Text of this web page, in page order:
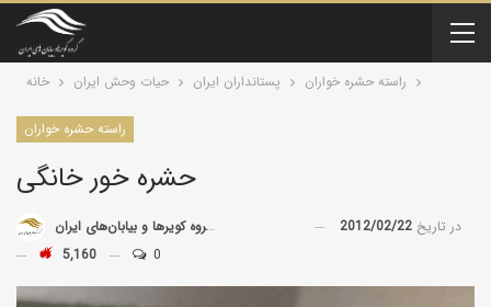
خانه حیات وحش ایران پستانداران ايران راسته حشره خواران
راسته حشره خواران
حشره‌ خور خانگی
توسط گروه کویرها و بیابان‌های ایران در تاریخ 2012/02/22
5,160
0